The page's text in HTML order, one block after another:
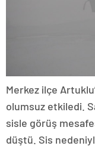
Merkez ilçe
olumsuz etkiledi.
sisle görüş
düştü. Sis